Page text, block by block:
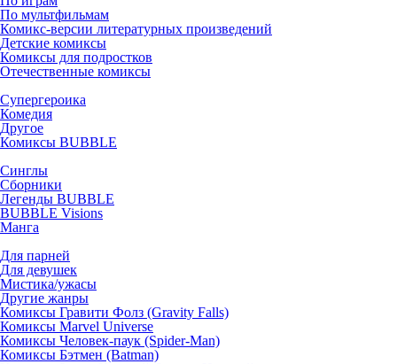
По мультфильмам
Комикс-версии литературных произведений
Детские комиксы
Комиксы для подростков
Отечественные комиксы
Супергероика
Комедия
Другое
Комиксы BUBBLE
Синглы
Сборники
Легенды BUBBLE
BUBBLE Visions
Манга
Для парней
Для девушек
Мистика/ужасы
Другие жанры
Комиксы Гравити Фолз (Gravity Falls)
Комиксы Marvel Universe
Комиксы Человек-паук (Spider-Man)
Комиксы Бэтмен (Batman)